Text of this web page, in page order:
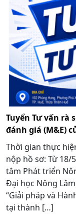
Tuyển Tư vấn rà
đánh giá (M&E)
Thời gian thực
nộp hồ sơ: Từ 18/
tâm Phát triển
Đại học Nông
“Giải pháp và
tại thành […]